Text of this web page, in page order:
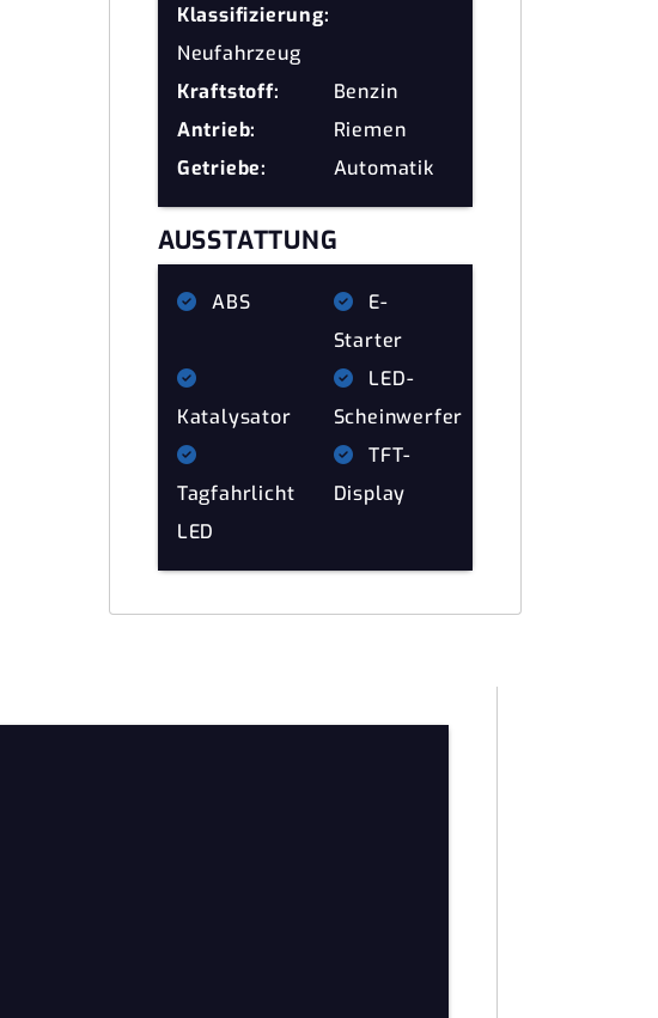
Klassifizierung:
Neufahrzeug
Kraftstoff:
Benzin
Antrieb:
Riemen
Getriebe:
Automatik
AUSSTATTUNG
ABS
E-
Starter
Katalysator
LED-
Scheinwerfer
Tagfahrlicht
LED
TFT-
Display